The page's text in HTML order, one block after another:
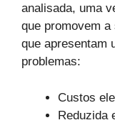
analisada, uma
que promovem
que apresentam
problemas:
Custos
Reduzida